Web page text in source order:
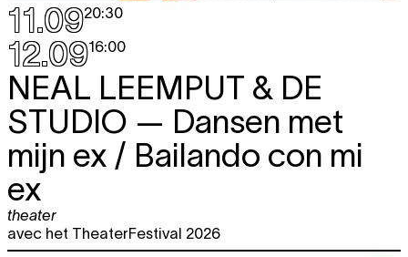
11.0920:30
12.0916:00
NEAL LEEMPUT & DE
STUDIO — Dansen met
mijn ex / Bailando con mi
ex
theater
avec het TheaterFestival 2026